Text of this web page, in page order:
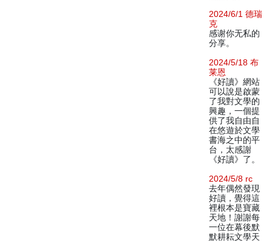
2024/6/1 德瑞
克
感谢你无私的
分享。
2024/5/18 布
莱恩
《好讀》網站
可以說是啟蒙
了我對文學的
興趣，一個提
供了我自由自
在悠遊於文學
書海之中的平
台，太感謝
《好讀》了。
2024/5/8 rc
去年偶然發現
好讀，覺得這
裡根本是寶藏
天地！謝謝每
一位在幕後默
默耕耘文學天